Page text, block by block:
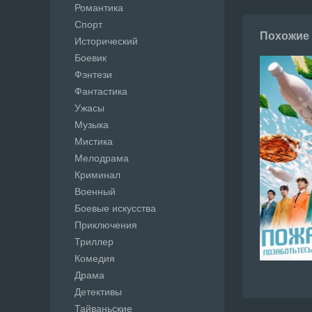
Похожие
Романтика
Спорт
Исторический
Боевик
Фэнтези
Фантастика
Ужасы
Музыка
Мистика
Мелодрама
Криминал
Военный
Боевые искусства
Приключения
Триллер
Комедия
Драма
Детективы
Тайваньские